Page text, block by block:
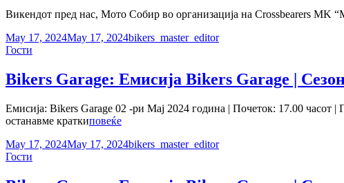
Викендот пред нас, Мото Собир во организација на Crossbearers MK
Posted-
on
May 17, 2024May 17, 2024By
Byline
bikers_master_editor
Cat
Гости
Bikers Garage: Емисија Bikers Garage |
Емисија: Bikers Garage 02 -ри Мај 2024 година | Почеток: 17.00
останавме краткиповеќеBikers
Емисија
Posted-
on
May 17, 2024May 17, 2024By
Byline
bikers_master_editor
Cat
Гости